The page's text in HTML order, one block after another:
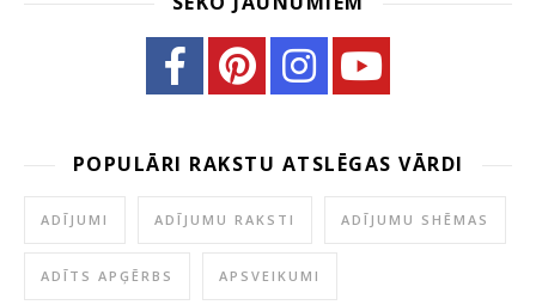
POPULĀRI RAKSTU ATSLĒGAS VĀRDI
ADĪJUMI ADĪJUMU RAKSTI ADĪJUMU SHĒMAS
ADĪTS APĢĒRBS APSVEIKUMI